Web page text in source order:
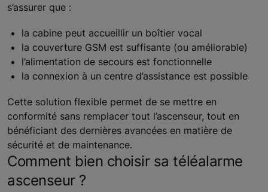
s’assurer que :
la cabine peut accueillir un boîtier vocal
la couverture GSM est suffisante (ou améliorable)
l’alimentation de secours est fonctionnelle
la connexion à un centre d’assistance est possible
Cette solution flexible permet de se mettre en
conformité sans remplacer tout l’ascenseur, tout en
bénéficiant des dernières avancées en matière de
sécurité et de maintenance.
Comment bien choisir sa téléalarme
ascenseur ?